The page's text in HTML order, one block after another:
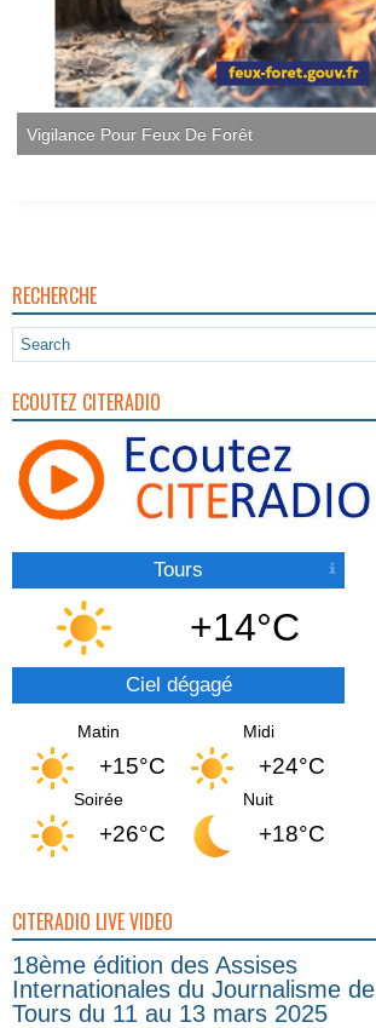
RECHERCHE
ECOUTEZ CITERADIO
Tours
+14°C
Ciel dégagé
Matin
+15°C
Midi
+24°C
Soirée
+26°C
Nuit
+18°C
CITERADIO LIVE VIDEO
18ème édition des Assises
Internationales du Journalisme de
Tours du 11 au 13 mars 2025